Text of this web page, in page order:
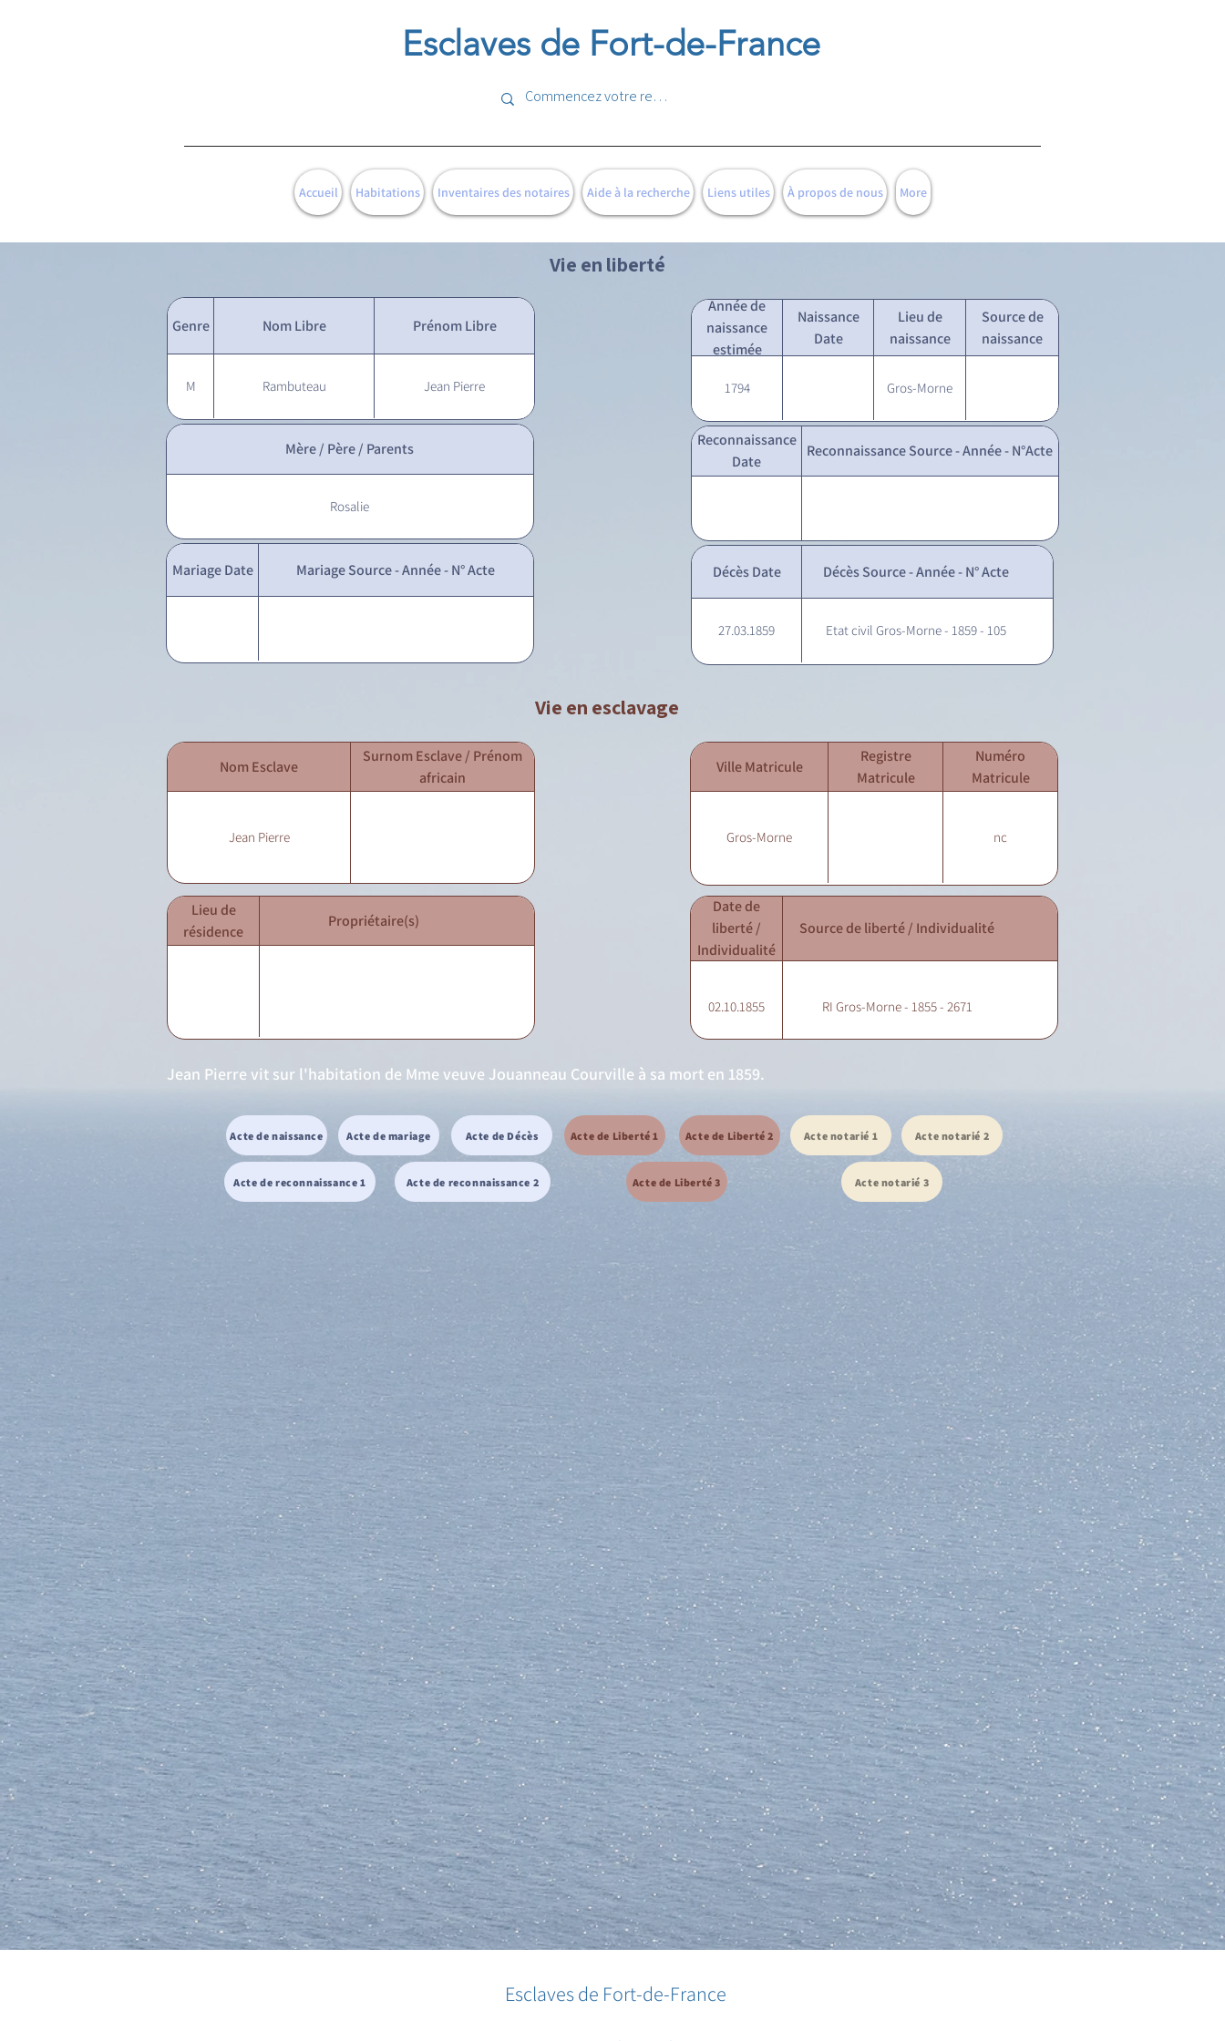
Esclaves de Fort-de-France
Accueil Habitations Inventaires des notaires Aide à la recherche Liens utiles À propos de nous More
Vie en liberté
Genre Nom Libre Prénom Libre
M Rambuteau Jean Pierre
Année de
naissance
estimée
Naissance
Date
Lieu de
naissance
Source de
naissance
1794 Gros-Morne
Mère / Père / Parents
Rosalie
Mariage Date Mariage Source - Année - N° Acte
Reconnaissance
Date
Reconnaissance Source - Année - N°Acte
Décès Date Décès Source - Année - N° Acte
27.03.1859 Etat civil Gros-Morne - 1859 - 105
Vie en esclavage
Nom Esclave
Surnom Esclave / Prénom
africain
Jean Pierre
Ville Matricule
Registre
Matricule
Numéro
Matricule
Gros-Morne nc
Lieu de
résidence
Propriétaire(s)
Date de
liberté /
Individualité
Source de liberté / Individualité
02.10.1855 RI Gros-Morne - 1855 - 2671
Jean Pierre vit sur l'habitation de Mme veuve Jouanneau Courville à sa mort en 1859.
Acte de naissance Acte de mariage Acte de Décès
Acte de reconnaissance 1 Acte de reconnaissance 2
Acte de Liberté 1 Acte de Liberté 2
Acte de Liberté 3
Acte notarié 1 Acte notarié 2
Acte notarié 3
Esclaves de Fort-de-France